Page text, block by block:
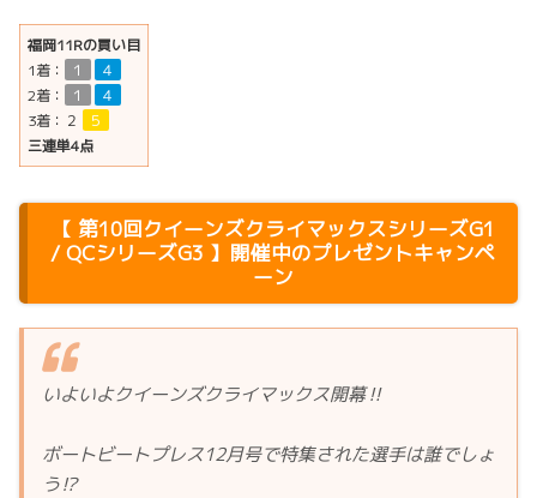
福岡11Rの買い目
1着：
１
４
2着：
１
４
3着： ２
５
三連単4点
【 第10回クイーンズクライマックスシリーズG1
/ QCシリーズG3 】開催中のプレゼントキャンペ
ーン
いよいよクイーンズクライマックス開幕‼️
ボートビートプレス12月号で特集された選手は誰でしょ
う⁉️